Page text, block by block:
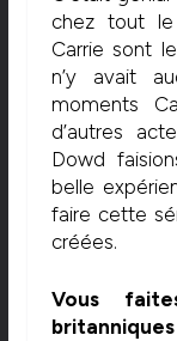
chez tout le
Carrie sont
n’y avait
moments
d’autres
Dowd
belle
faire cette
créées.
Vous